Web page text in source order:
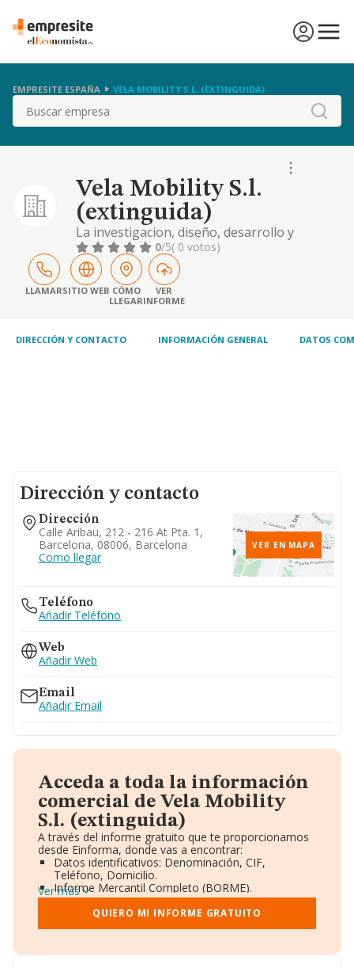
EMPRESITE ESPAÑA VELA MOBILITY S.L. (EXTINGUIDA)
Buscar
Vela Mobility S.l.
(extinguida)
La investigacion, diseño, desarrollo y
fabricacion de sistemas de almacenamiento
energetico y recarga de vehiculos electricos
mediante modulos de baterias homogeneos,
estandarizados, intercambiables e
interconectados...
0/5( 0 votos)
LLAMARSITIO WEB CÓMO
LLEGAR
VER
INFORME
DIRECCIÓN Y CONTACTO INFORMACIÓN GENERAL DATOS
Dirección y contacto
Dirección
Calle Aribau, 212 - 216 At Pta. 1,
Barcelona, 08006, Barcelona
Como llegar
VER EN MAPA
Teléfono
Añadir Teléfono
Web
Añadir Web
Email
Añadir Email
Acceda a toda la información
comercial de Vela Mobility
S.l. (extinguida)
A través del informe gratuito que te proporcionamos
desde Einforma, donde vas a encontrar:
Datos identificativos: Denominación, CIF,
Teléfono, Domicilio.
Informe Mercantil Completo (BORME).
Gráficos de Evolución Ventas y Empleados.
Consejo de Administración y Administradores.
Directivos y Ejecutivos.
Ver más
QUIERO MI INFORME GRATUITO